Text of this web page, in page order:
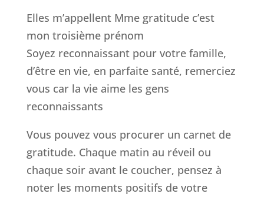
Elles m’appellent Mme gratitude c’est
mon troisième prénom
Soyez reconnaissant pour votre famille,
d’être en vie, en parfaite santé, remerciez
vous car la vie aime les gens
reconnaissants
Vous pouvez vous procurer un carnet de
gratitude. Chaque matin au réveil ou
chaque soir avant le coucher, pensez à
noter les moments positifs de votre